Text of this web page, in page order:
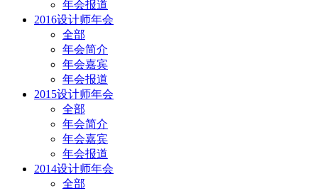
年会报道
2016设计师年会
全部
年会简介
年会嘉宾
年会报道
2015设计师年会
全部
年会简介
年会嘉宾
年会报道
2014设计师年会
全部